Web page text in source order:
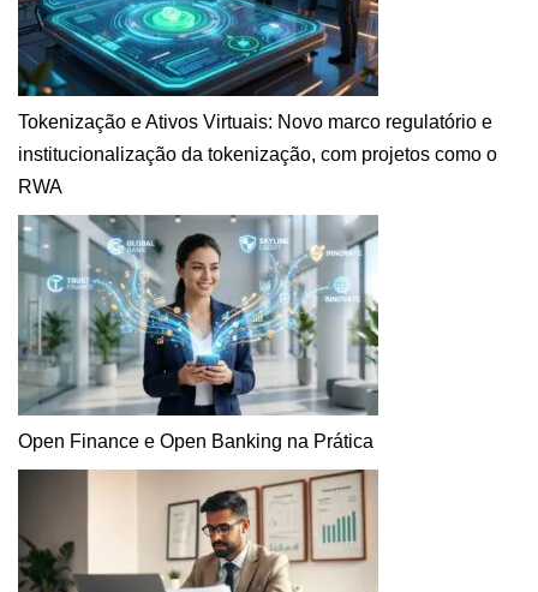
Tokenização e Ativos Virtuais: Novo marco regulatório e
institucionalização da tokenização, com projetos como o
RWA
Open Finance e Open Banking na Prática